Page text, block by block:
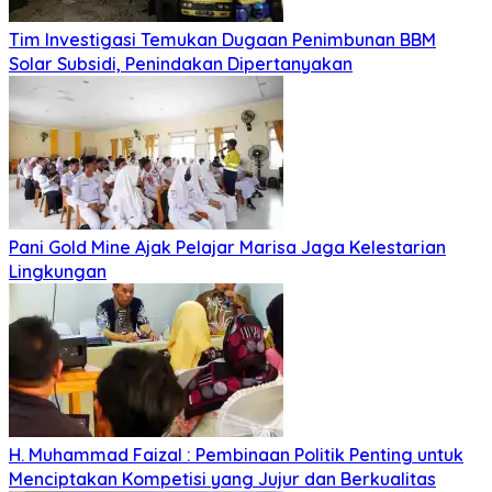
Tim Investigasi Temukan Dugaan Penimbunan BBM
Solar Subsidi, Penindakan Dipertanyakan
Pani Gold Mine Ajak Pelajar Marisa Jaga Kelestarian
Lingkungan
H. Muhammad Faizal : Pembinaan Politik Penting untuk
Menciptakan Kompetisi yang Jujur dan Berkualitas